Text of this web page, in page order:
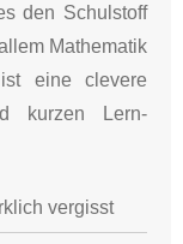
den Schulstoff
Mathematik
eine clevere
kurzen Lern-
vergisst